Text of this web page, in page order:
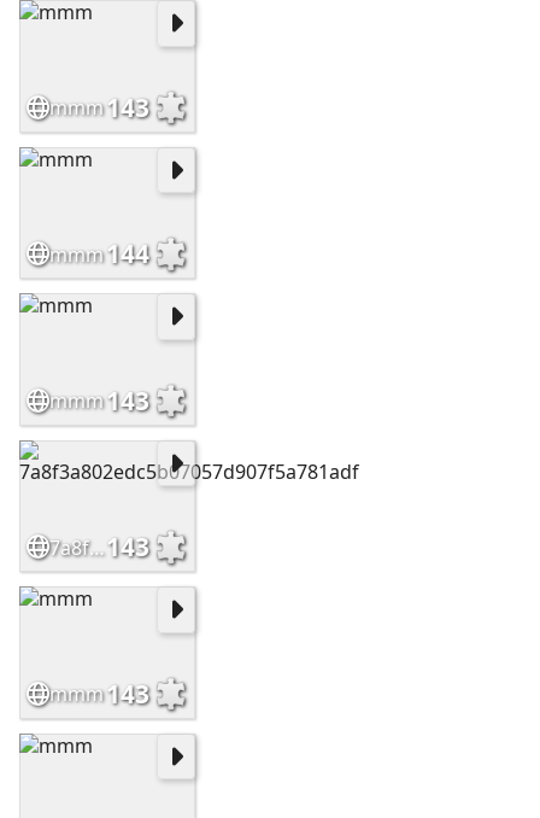
mmm143
mmm144
mmm143
7a8f3a802edc5b07057d907f5a781adf143
mmm143